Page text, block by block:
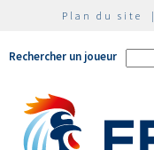
Plan du site
Rechercher un joueur